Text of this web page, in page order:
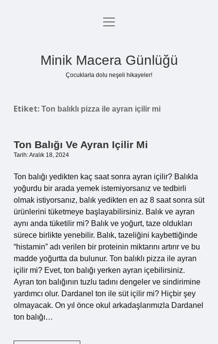
Anasayfa
menüyü
Minik Macera Günlüğü
Çocuklarla dolu neşeli hikayeler!
Etiket: Ton balıklı pizza ile ayran içilir mi
Ton Balığı Ve Ayran Içilir Mi
Tarih: Aralık 18, 2024
Ton balığı yedikten kaç saat sonra ayran içilir? Balıkla
yoğurdu bir arada yemek istemiyorsanız ve tedbirli
olmak istiyorsanız, balık yedikten en az 8 saat sonra süt
ürünlerini tüketmeye başlayabilirsiniz. Balık ve ayran
aynı anda tüketilir mi? Balık ve yoğurt, taze oldukları
sürece birlikte yenebilir. Balık, tazeliğini kaybettiğinde
“histamin” adı verilen bir proteinin miktarını artırır ve bu
madde yoğurtta da bulunur. Ton balıklı pizza ile ayran
içilir mi? Evet, ton balığı yerken ayran içebilirsiniz.
Ayran ton balığının tuzlu tadını dengeler ve sindirimine
yardımcı olur. Dardanel ton ile süt içilir mi? Hiçbir şey
olmayacak. On yıl önce okul arkadaşlarımızla Dardanel
ton balığı…